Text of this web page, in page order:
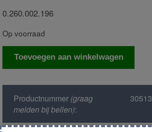
0.260.002.196
Op voorraad
Computer
Toevoegen aan winkelwagen
Productnummer(graag
melden bij bellen):
30513